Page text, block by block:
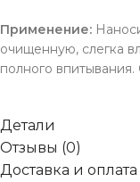
Применение:
очищенную, слегка
полного
Детали
Отзывы (0)
Доставка и оплата